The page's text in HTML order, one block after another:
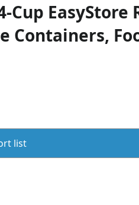
Cup EasyStore
Containers,
list